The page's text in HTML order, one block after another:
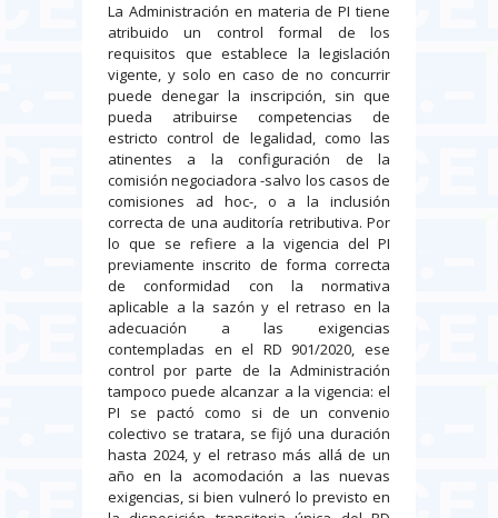
La Administración en materia de PI tiene
atribuido un control formal de los
requisitos que establece la legislación
vigente, y solo en caso de no concurrir
puede denegar la inscripción, sin que
pueda atribuirse competencias de
estricto control de legalidad, como las
atinentes a la configuración de la
comisión negociadora -salvo los casos de
comisiones ad hoc-, o a la inclusión
correcta de una auditoría retributiva. Por
lo que se refiere a la vigencia del PI
previamente inscrito de forma correcta
de conformidad con la normativa
aplicable a la sazón y el retraso en la
adecuación a las exigencias
contempladas en el RD 901/2020, ese
control por parte de la Administración
tampoco puede alcanzar a la vigencia: el
PI se pactó como si de un convenio
colectivo se tratara, se fijó una duración
hasta 2024, y el retraso más allá de un
año en la acomodación a las nuevas
exigencias, si bien vulneró lo previsto en